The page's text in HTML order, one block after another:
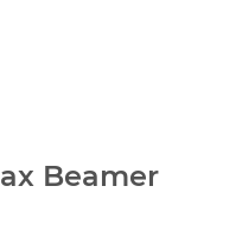
Beamer